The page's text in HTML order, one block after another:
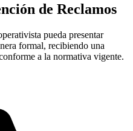
de Reclamos
pueda presentar
formal, recibiendo una
a la normativa vigente.